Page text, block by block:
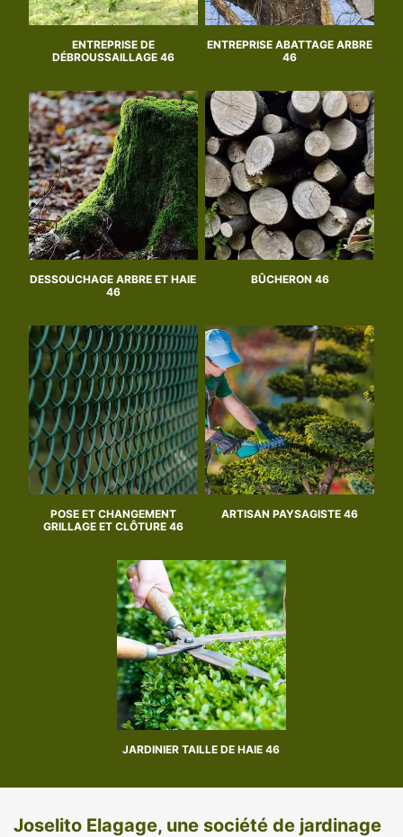
ENTREPRISE DE
DÉBROUSSAILLAGE 46
ENTREPRISE ABATTAGE ARBRE
46
DESSOUCHAGE ARBRE ET HAIE
46
BÛCHERON 46
POSE ET CHANGEMENT
GRILLAGE ET CLÔTURE 46
ARTISAN PAYSAGISTE 46
JARDINIER TAILLE DE HAIE 46
Joselito Elagage, une société de jardinage